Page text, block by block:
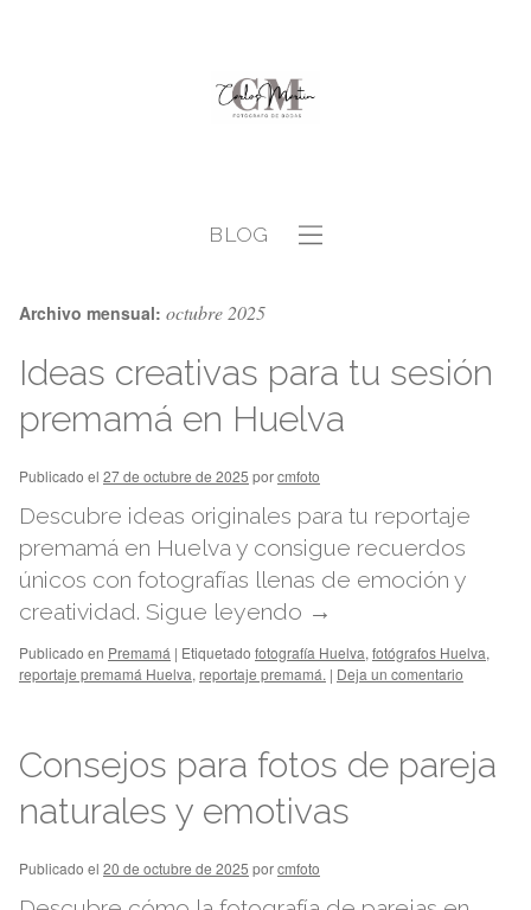
BLOG
Archivo mensual: octubre 2025
Ideas creativas para tu sesión
premamá en Huelva
Publicado el 27 de octubre de 2025 porcmfoto
Descubre ideas originales para tu reportaje
premamá en Huelva y consigue recuerdos
únicos con fotografías llenas de emoción y
creatividad. Sigue leyendo →
Publicado en Premamá | Etiquetado fotografía Huelva, fotógrafos Huelva,
reportaje premamá Huelva, reportaje premamá. | Deja un comentario
Consejos para fotos de pareja
naturales y emotivas
Publicado el 20 de octubre de 2025 porcmfoto